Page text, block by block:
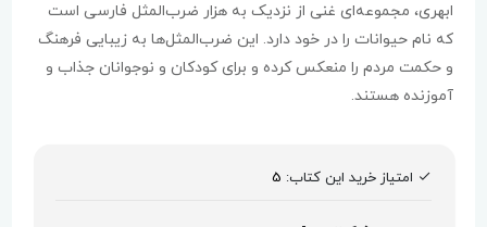
ابهری، مجموعه‌ای غنی از نزدیک به هزار ضرب‌المثل فارسی است
که نام حیوانات را در خود دارد. این ضرب‌المثل‌ها به زیبایی فرهنگ
و حکمت مردم را منعکس کرده و برای کودکان و نوجوانان جذاب و
آموزنده هستند.
امتیاز خرید این کتاب: 5